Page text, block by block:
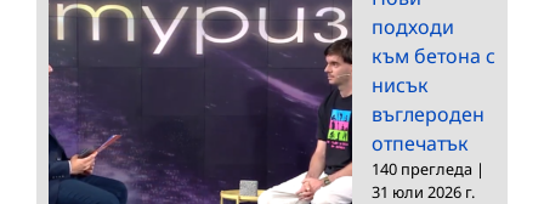
подходи
към бетона с
нисък
въглероден
отпечатък
140 прегледа |
31 юли 2026 г.